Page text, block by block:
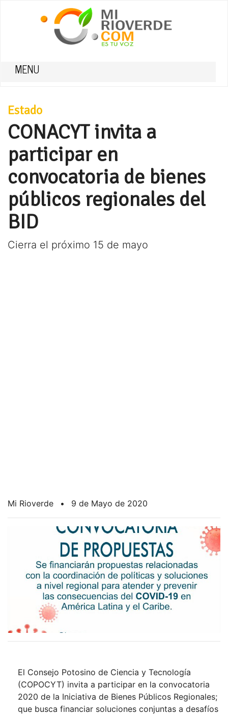
MENU
Estado
CONACYT invita a
participar en
convocatoria de bienes
públicos regionales del
BID
Cierra el próximo 15 de mayo
Mi Rioverde • 9 de Mayo de 2020
El Consejo Potosino de Ciencia y Tecnología
(COPOCYT) invita a participar en la convocatoria
2020 de la Iniciativa de Bienes Públicos Regionales;
que busca financiar soluciones conjuntas a desafíos